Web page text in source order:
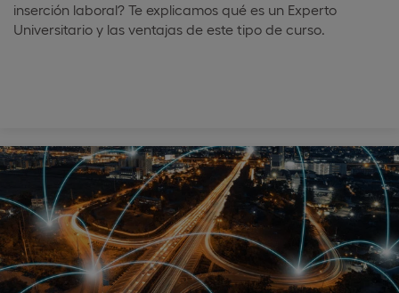
inserción laboral? Te explicamos qué es un Experto
Universitario y las ventajas de este tipo de curso.